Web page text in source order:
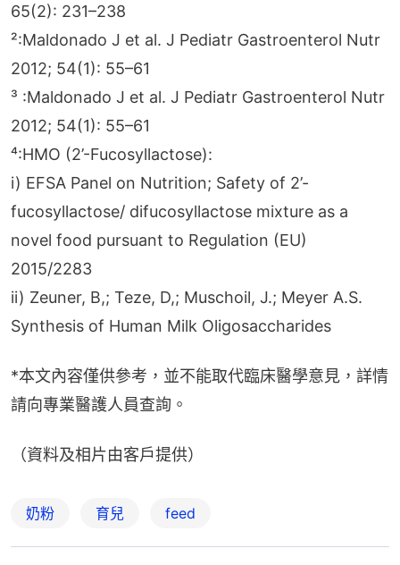
65(2): 231–238
²:Maldonado J et al. J Pediatr Gastroenterol Nutr
2012; 54(1): 55–61
³ :Maldonado J et al. J Pediatr Gastroenterol Nutr
2012; 54(1): 55–61
⁴:HMO (2’-Fucosyllactose):
i) EFSA Panel on Nutrition; Safety of 2’-
fucosyllactose/ difucosyllactose mixture as a
novel food pursuant to Regulation (EU)
2015/2283
ii) Zeuner, B,; Teze, D,; Muschoil, J.; Meyer A.S.
Synthesis of Human Milk Oligosaccharides
*本文內容僅供參考，並不能取代臨床醫學意見，詳情
請向專業醫護人員查詢。
（資料及相片由客戶提供）
奶粉 育兒 feed